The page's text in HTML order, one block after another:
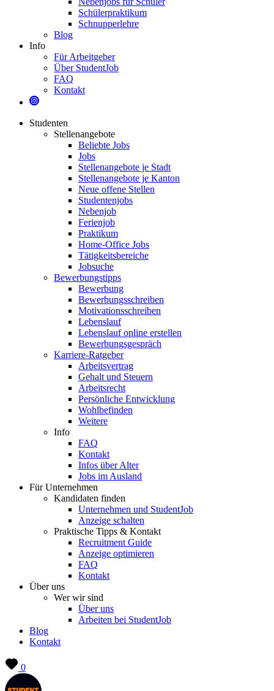
Schülerpraktikum
Schnupperlehre
Blog
Info
Für Arbeitgeber
Über StudentJob
FAQ
Kontakt
Studenten
Stellenangebote
Beliebte Jobs
Jobs
Stellenangebote je Stadt
Stellenangebote je Kanton
Neue offene Stellen
Studentenjobs
Nebenjob
Ferienjob
Praktikum
Home-Office Jobs
Tätigkeitsbereiche
Jobsuche
Bewerbungstipps
Bewerbung
Bewerbungsschreiben
Motivationsschreiben
Lebenslauf
Lebenslauf online erstellen
Bewerbungsgespräch
Karriere-Ratgeber
Arbeitsvertrag
Gehalt und Steuern
Arbeitsrecht
Persönliche Entwicklung
Wohlbefinden
Weitere
Info
FAQ
Kontakt
Infos über Alter
Jobs im Ausland
Für Unternehmen
Kandidaten finden
Unternehmen und StudentJob
Anzeige schalten
Praktische Tipps & Kontakt
Recruitment Guide
Anzeige optimieren
FAQ
Kontakt
Über uns
Wer wir sind
Über uns
Arbeiten bei StudentJob
Blog
Kontakt
0